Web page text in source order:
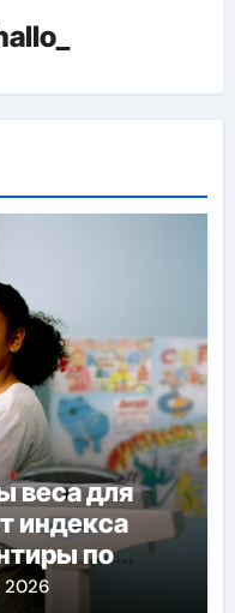
веса для
индекса
по
2026